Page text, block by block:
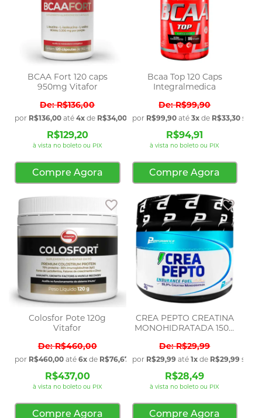
BCAA Fort 120 caps
950mg Vitafor
R$136,00
por R$136,00 até 4x de R$34,00 sem juros
R$129,20
à vista no boleto ou PIX
Compre Agora
Bcaa Top 120 Caps
Integralmedica
R$99,90
por R$99,90até 3xde R$33,30sem
R$94,91
à vista no boleto ou PIX
Compre Agora
Colosfor Pote 120g
Vitafor
R$460,00
por R$460,00 até 6x de R$76,67 sem juros
R$437,00
à vista no boleto ou PIX
Adicionar aos favoritos
Compre Agora
CREA PEPTO CREATINA
MONOHIDRATADA 150G
R$29,99
por R$29,99 até 1xde R$29,99 sem
R$28,49
à vista no boleto ou PIX
Compre Agora